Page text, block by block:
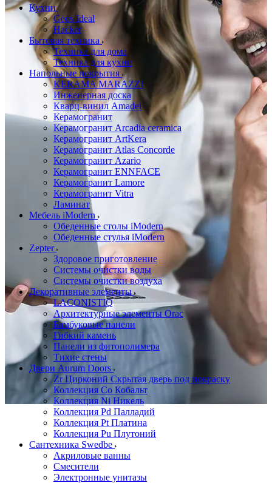
Кухни
Geos Ideal
Hacker
Бытовая техника
Техника для дома
Техника для кухни
Напольные покрытия
KERAMA MARAZZI
Инженерная доска
Кварц-винил Amadei
Керамогранит
Керамогранит Arcadia ceramica
Керамогранит ArtKera
Керамогранит Atlas Concorde
Керамогранит Azario
Керамогранит ENNFACE
Керамогранит Lamore
Керамогранит Vitra
Ламинат
Мебель iModern
Обеденные столы iModern
Обеденные стулья iModern
Zepter
Здоровое приготовление
Системы очистки воды
Системы очистки воздуха
Декоративные элементы
LACONISTIQ
Архитектурные элементы Orac
Бамбуковые панели
Гибкий камень
Панели из фитополимера
Тихие стены
Двери Aurum Doors
Zr Цирконий Скрытая дверь под покраску
Коллекция Co Кобальт
Коллекция Ni Никель
Коллекция Pd Палладий
Коллекция Pt Платина
Коллекция Pu Плутоний
Сантехника Swedbe
Акриловые ванны
Смесители
Электронные унитазы